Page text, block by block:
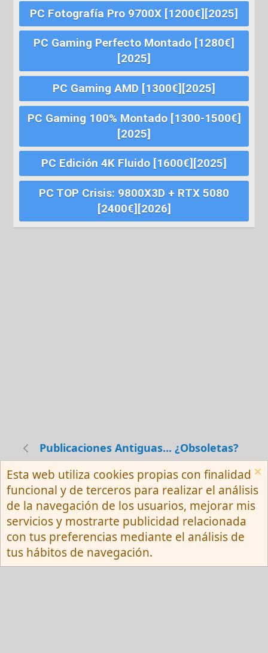
PC Fotografía Pro 9700X [1200€][2025]
PC Gaming Perfecto Montado [1280€]
[2025]
PC Gaming AMD [1300€][2025]
PC Gaming 100% Montado [1300-1500€]
[2025]
PC Edición 4K Fluido [1600€][2025]
PC TOP Crisis: 9800X3D + RTX 5080
[2400€][2026]
Publicaciones Antiguas... ¿Obsoletas?
Español (Neutro) Tu
Contactarnos
Términos y reglas
Privacy policy
Ayuda
R
S
S
Community platform by XenForo ® © 2010-
2026 XenForo Ltd.
Esta web utiliza cookies propias con finalidad
funcional y de terceros para realizar el análisis
de la navegación de los usuarios, mejorar mis
servicios y mostrarte publicidad relacionada
con tus preferencias mediante el análisis de
tus hábitos de navegación.